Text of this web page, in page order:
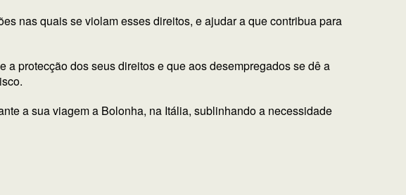
nas quais se violam esses direitos, e ajudar a que contribua para
a protecção dos seus direitos e que aos desempregados se dê a
a sua viagem a Bolonha, na Itália, sublinhando a necessidade